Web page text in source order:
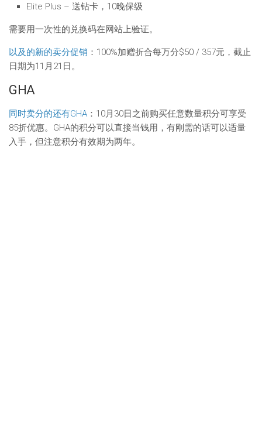
Elite Plus – 送钻卡，10晚保级
需要用一次性的兑换码在网站上验证。
以及的新的卖分促销 ：100%加赠折合每万分$50 / 357元，截止
日期为11月21日。
GHA
同时卖分的还有GHA ：10月30日之前购买任意数量积分可享受
85折优惠。GHA的积分可以直接当钱用，有刚需的话可以适量
入手，但注意积分有效期为两年。